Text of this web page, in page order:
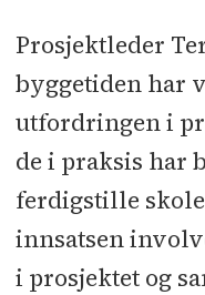
Prosjektleder
byggetiden har
utfordringen i
de i praksis har
ferdigstille
innsatsen
i prosjektet og